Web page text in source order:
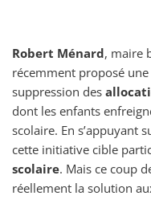
Robert Ménard, maire
récemment proposé
suppression des
dont les enfants
scolaire. En s’appuyant
cette initiative cible
scolaire. Mais ce coup
réellement la solution